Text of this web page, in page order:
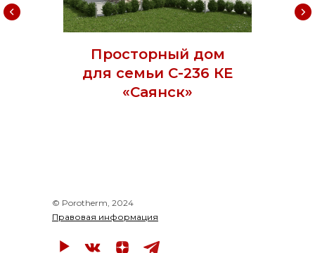
Просторный дом
для семьи С-236 КЕ
«Саянск»
© Porotherm, 2024
Правовая информация